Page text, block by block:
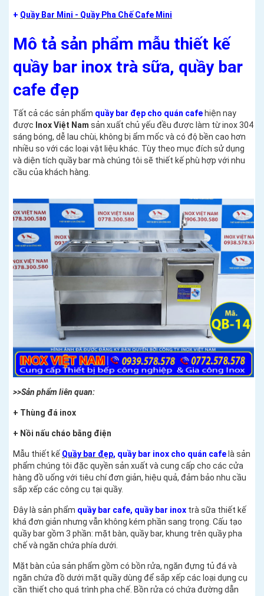
+ Quầy Bar Mini - Quầy Pha Chế Cafe Mini
Mô tả sản phẩm mẫu thiết kế
quầy bar inox trà sữa, quầy bar
cafe đẹp
Tất cả các sản phẩm quầy bar đẹp cho quán cafe hiện nay
được Inox Việt Nam sản xuất chủ yếu đều được làm từ inox 304
sáng bóng, dễ lau chùi, không bị ẩm mốc và có độ bền cao hơn
nhiều so với các loại vật liệu khác. Tùy theo mục đích sử dụng
và diện tích quầy bar mà chúng tôi sẽ thiết kế phù hợp với nhu
cầu của khách hàng.
>>Sản phẩm liên quan:
+ Thùng đá inox
+ Nồi nấu cháo bằng điện
Mẫu thiết kế Quầy bar đẹp, quầy bar inox cho quán cafe là sản
phẩm chúng tôi đặc quyền sản xuất và cung cấp cho các cửa
hàng đồ uống với tiêu chí đơn giản, hiệu quả, đảm bảo nhu cầu
sắp xếp các công cụ tại quầy.
Đây là sản phẩm quầy bar cafe, quầy bar inox trà sữa thiết kế
khá đơn giản nhưng vẫn không kém phần sang trọng. Cấu tạo
quầy bar gồm 3 phần: mặt bàn, quầy bar, khung trên quầy pha
chế và ngăn chứa phía dưới.
Mặt bàn của sản phẩm gồm có bồn rửa, ngăn đựng tủ đá và
ngăn chứa đồ dưới mặt quầy dùng để sắp xếp các loại dụng cụ
cần thiết cho quá trình pha chế. Bồn rửa có chứa đường dẫn